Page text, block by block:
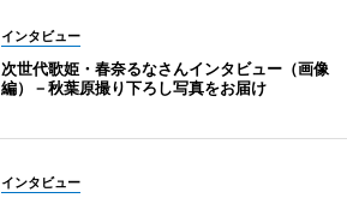
インタビュー
次世代歌姫・春奈るなさんインタビュー（画像
編）－秋葉原撮り下ろし写真をお届け
インタビュー